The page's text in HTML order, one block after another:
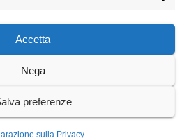
Accetta
Nega
preferenze
sulla Privacy
Cultura